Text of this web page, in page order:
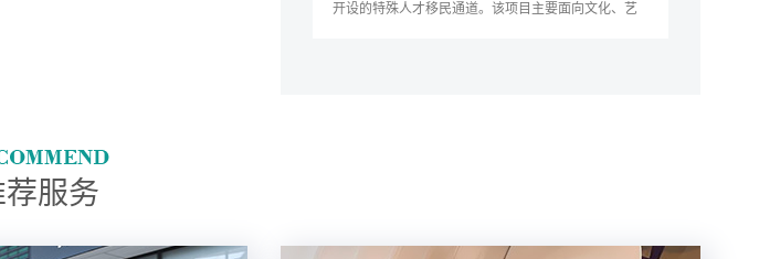
开设的特殊人才移民通道。该项目主要面向文化、艺
荐服务